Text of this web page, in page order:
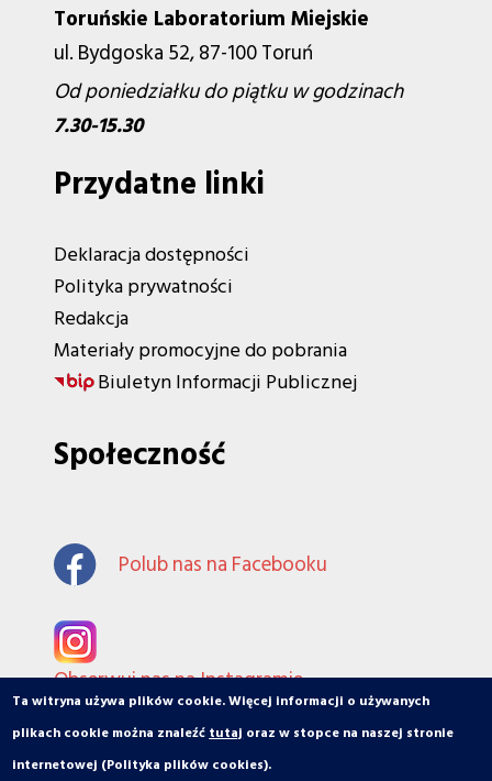
Ta witryna używa plików cookie. Więcej informacji o używanych
plikach cookie można znaleźćtutajoraz w stopce na naszej stronie
internetowej (Polityka plików cookies).
Toruńskie Laboratorium Miejskie
ul. Bydgoska 52, 87-100 Toruń
Od poniedziałku do piątku w godzinach
7.30-15.30
Przydatne linki
Deklaracja dostępności
Polityka prywatności
Redakcja
Materiały promocyjne do pobrania
Biuletyn Informacji Publicznej
Społeczność
Polub nas na Facebooku
Obserwuj nas na Instagramie